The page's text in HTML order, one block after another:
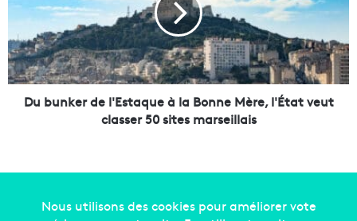
i
n
t
n
e
r
d
Du bunker de l'Estaque à la Bonne Mère, l'État veut
classer 50 sites marseillais